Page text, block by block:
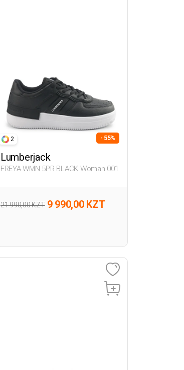
2 - 55%
Lumberjack
FREYA WMN 5PR BLACK Woman 001
21 990,00 KZT 9 990,00 KZT